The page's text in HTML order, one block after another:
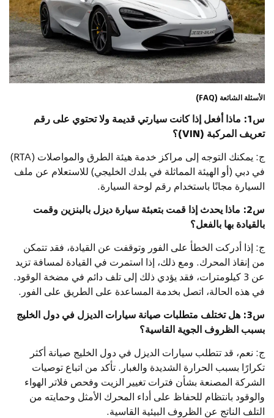
الأسئلة الشائعة (FAQ)
س1: ماذا أفعل إذا كانت سيارتي قديمة ولا تحتوي على رقم
تعريف المركبة (VIN)؟
ج: يمكنك التوجه إلى مراكز خدمة هيئة الطرق والمواصلات (RTA)
في دبي (أو الهيئة المماثلة في بلدك الخليجي) للاستعلام عن ملف
السيارة مجانًا باستخدام رقم لوحة السيارة.
س2: ماذا يحدث إذا قمت بتعبئة سيارة ديزل بالبنزين وقمت
بالقيادة بها بالفعل؟
ج: إذا أدركت الخطأ على الفور وتوقفت عن القيادة، فقد تتمكن
من إنقاذ المحرك. ومع ذلك، إذا استمرت في القيادة لمسافة تزيد
عن 3 كيلومترات، فقد يؤدي ذلك إلى تلف دائم في مضخة الوقود.
في هذه الحالة، اتصل بخدمة المساعدة على الطريق على الفور.
س3: هل تختلف متطلبات صيانة سيارات الديزل في دول الخليج
بسبب الظروف الجوية القاسية؟
ج: نعم، قد تتطلب سيارات الديزل في دول الخليج صيانة أكثر
تكرارًا بسبب الحرارة الشديدة والغبار. تأكد من اتباع توصيات
الشركة المصنعة بشأن فترات تغيير الزيت وفحص فلاتر الهواء
والوقود بانتظام للحفاظ على أداء المحرك الأمثل وحمايته من
التلف الناتج عن الظروف البيئية القاسية.